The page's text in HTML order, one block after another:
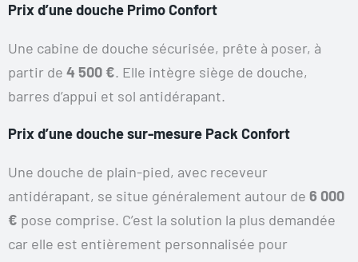
Prix d’une douche Primo Confort
Une cabine de douche sécurisée, prête à poser, à
partir de 4 500 €. Elle intègre siège de douche,
barres d’appui et sol antidérapant.
Prix d’une douche sur-mesure Pack Confort
Une douche de plain-pied, avec receveur
antidérapant, se situe généralement autour de 6 000
€ pose comprise. C’est la solution la plus demandée
car elle est entièrement personnalisée pour